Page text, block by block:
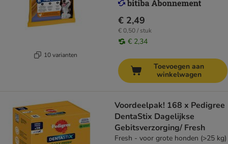
10 varianten
€ 2,49
€ 0,50 / stuk
€ 2,34
Toevoegen aan
winkelwagen
Voordeelpak! 168 x Pedigree
DentaStix Dagelijkse
Gebitsverzorging/ Fresh
Fresh - voor grote honden (>25 kg)